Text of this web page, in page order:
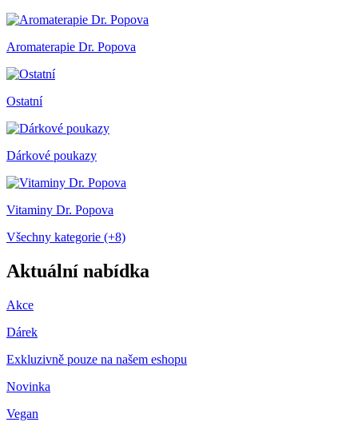
Aromaterapie Dr. Popova
Ostatní
Dárkové poukazy
Vitaminy Dr. Popova
Všechny kategorie (+8)
Aktuální nabídka
Akce
Dárek
Exkluzivně pouze na našem eshopu
Novinka
Vegan